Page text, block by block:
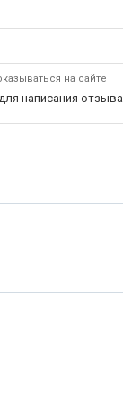
на сайте
написания отзыва